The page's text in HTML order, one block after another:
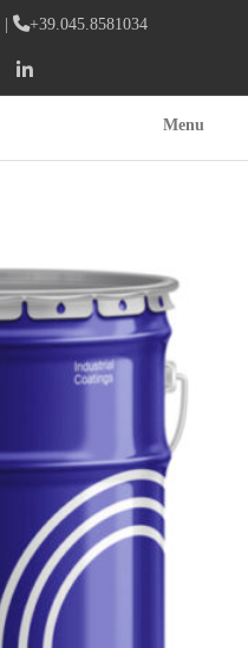
| +39.045.8581034
Menu